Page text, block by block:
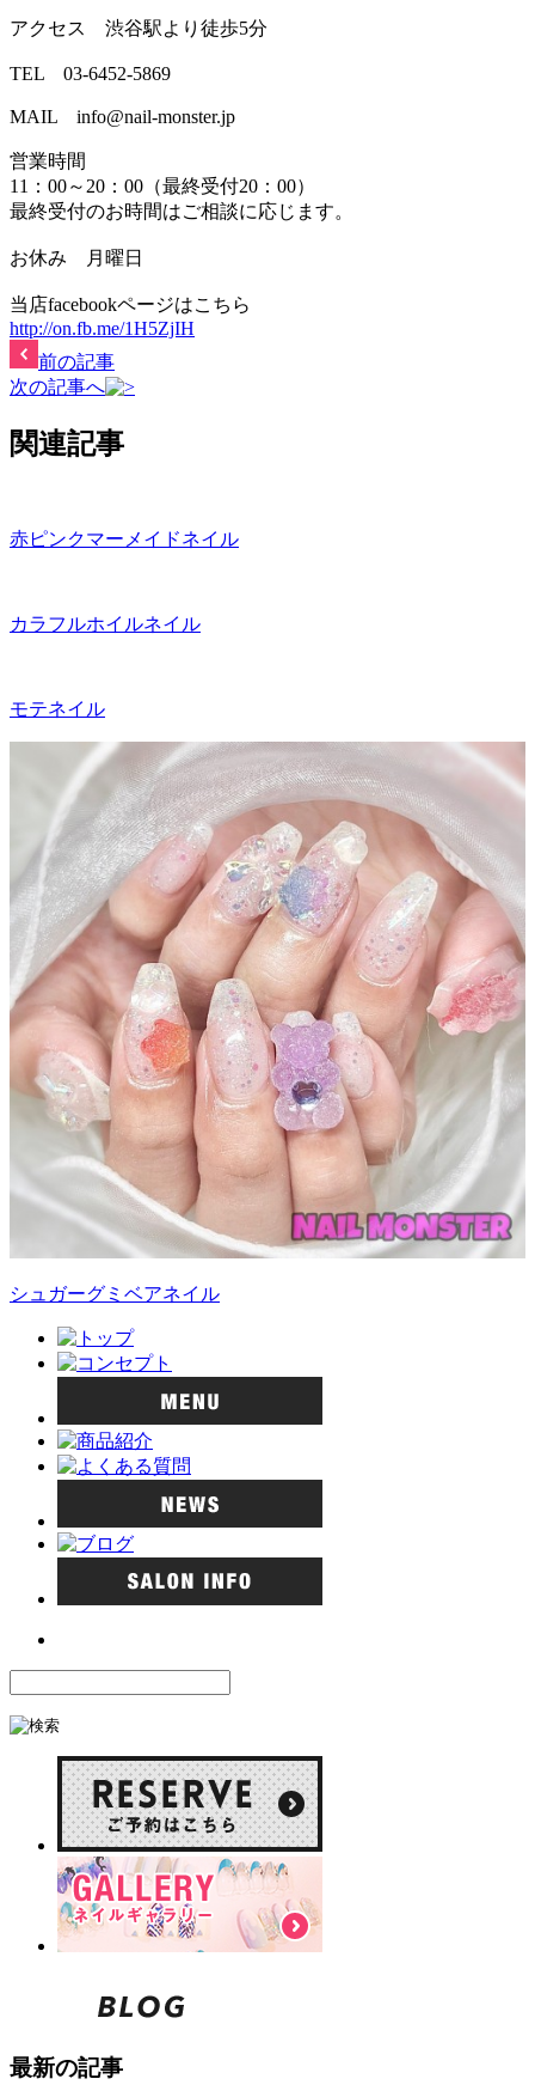
アクセス 渋谷駅より徒歩5分
TEL 03-6452-5869
MAIL info@nail-monster.jp
営業時間
11：00～20：00（最終受付20：00）
最終受付のお時間はご相談に応じます。
お休み 月曜日
当店facebookページはこちら
http://on.fb.me/1H5ZjIH
前の記事
次の記事へ
関連記事
赤ピンクマーメイドネイル
カラフルホイルネイル
モテネイル
シュガーグミベアネイル
最新の記事